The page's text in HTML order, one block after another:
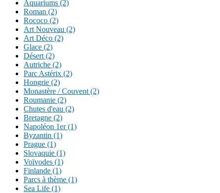
Aquariums (2)
Roman (2)
Rococo (2)
Art Nouveau (2)
Art Déco (2)
Glace (2)
Désert (2)
Autriche (2)
Parc Astérix (2)
Hongrie (2)
Monastère / Couvent (2)
Roumanie (2)
Chutes d'eau (2)
Bretagne (2)
Napoléon 1er (1)
Byzantin (1)
Prague (1)
Slovaquie (1)
Voïvodes (1)
Finlande (1)
Parcs à thème (1)
Sea Life (1)